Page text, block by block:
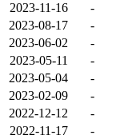
2023-11-16
-
2023-08-17
-
2023-06-02
-
2023-05-11
-
2023-05-04
-
2023-02-09
-
2022-12-12
-
2022-11-17
-